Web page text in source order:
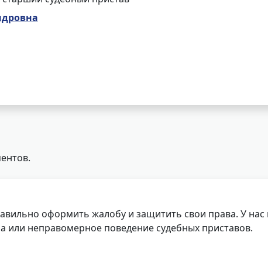
оформить жалобу и защитить свои права. У
или неправомерное поведение судебных приставов.